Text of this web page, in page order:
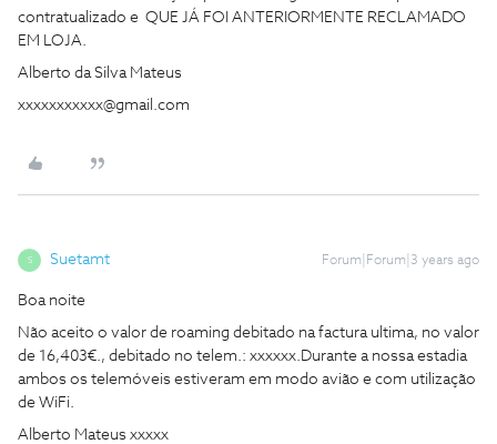
contratualizado e QUE JÁ FOI ANTERIORMENTE RECLAMADO
EM LOJA.
Alberto da Silva Mateus
xxxxxxxxxxx@gmail.com
S Suetamt Forum|Forum|3 years ago
Boa noite
Não aceito o valor de roaming debitado na factura ultima, no valor
de 16,403€., debitado no telem.: xxxxxx.Durante a nossa estadia
ambos os telemóveis estiveram em modo avião e com utilização
de WiFi.
Alberto Mateus xxxxx